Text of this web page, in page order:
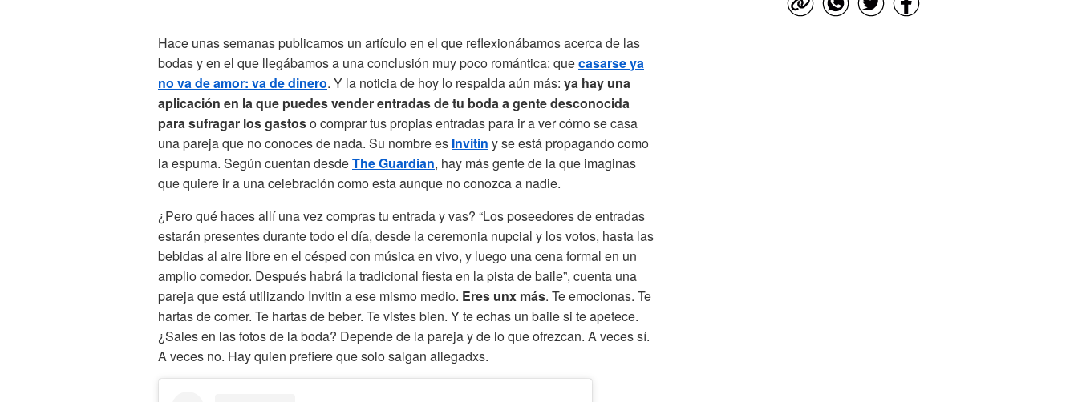
Hace unas semanas publicamos un artículo en el que reflexionábamos acerca de las
bodas y en el que llegábamos a una conclusión muy poco romántica: quecasarse ya
no va de amor: va de dinero. Y la noticia de hoy lo respalda aún más: ya hay una
aplicación en la que puedes vender entradas de tu boda a gente desconocida
para sufragar los gastoso comprar tus propias entradas para ir a ver cómo se casa
una pareja que no conoces de nada. Su nombre es Invitin y se está propagando como
la espuma. Según cuentan desdeThe Guardian, hay más gente de la que imaginas
que quiere ir a una celebración como esta aunque no conozca a nadie.
¿Pero qué haces allí una vez compras tu entrada y vas? “Los poseedores de entradas
estarán presentes durante todo el día, desde la ceremonia nupcial y los votos, hasta las
bebidas al aire libre en el césped con música en vivo, y luego una cena formal en un
amplio comedor. Después habrá la tradicional fiesta en la pista de baile”, cuenta una
pareja que está utilizando Invitin a ese mismo medio. Eres unx más. Te emocionas. Te
hartas de comer. Te hartas de beber. Te vistes bien. Y te echas un baile si te apetece.
¿Sales en las fotos de la boda? Depende de la pareja y de lo que ofrezcan. A veces sí.
A veces no. Hay quien prefiere que solo salgan allegadxs.